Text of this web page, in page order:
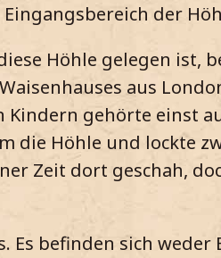
der
Höhle gelegen ist,
aus
Kindern gehörte einst
die Höhle und lockte
Zeit dort geschah,
Es befinden sich